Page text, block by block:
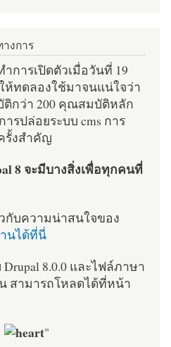
างการ
ำการเปิดตัวเมื่อวันที่ 19
ห้ทดลองใช้มาจนแน่ใจว่า
กว่า 200 คุณสมบัติหลัก
รปล่อยระบบ cms การ
รั้งสำคัญ
8 จะมีบางสิ่งเพื่อทุกคนที่
กับความน่าสนใจของ
นได้ที่นี่
8.0.0 และไฟล์ภาษา
สามารถโหลดได้ที่หน้า
"